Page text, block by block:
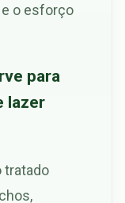
o esforço
para
lazer
tratado